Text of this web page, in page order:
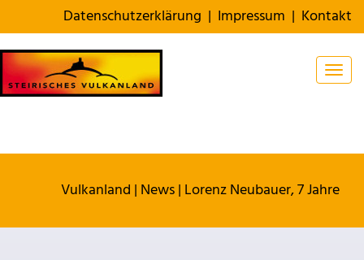
Datenschutzerklärung | Impressum | Kontakt
Vulkanland | News| Lorenz Neubauer, 7 Jahre